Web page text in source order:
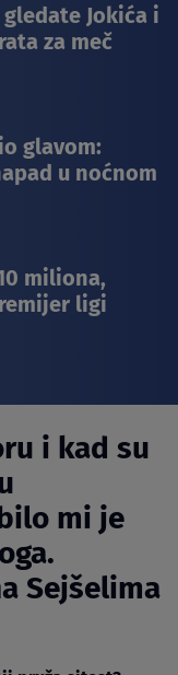
Jokića i
za meč
glavom:
u noćnom
miliona,
ligi
i kad su
mi je
Sejšelima